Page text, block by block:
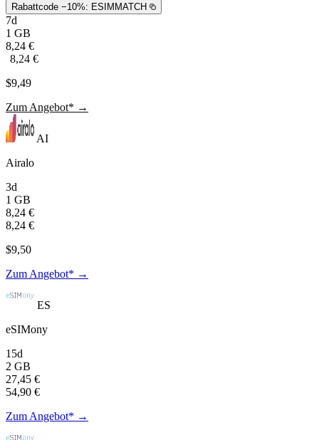
Rabattcode −10%: ESIMMATCH
7d
1 GB
8,24 €
8,24 €
$9,49
Zum Angebot* →
AI
Airalo
3d
1 GB
8,24 €
8,24 €
$9,50
Zum Angebot* →
ES
eSIMony
15d
2 GB
27,45 €
54,90 €
Zum Angebot* →